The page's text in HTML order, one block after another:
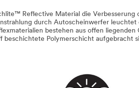
Reflective Material die Verbesserung
durch Autoscheinwerfer
bestehen aus offen
beschichtete Polymerschicht aufgebracht